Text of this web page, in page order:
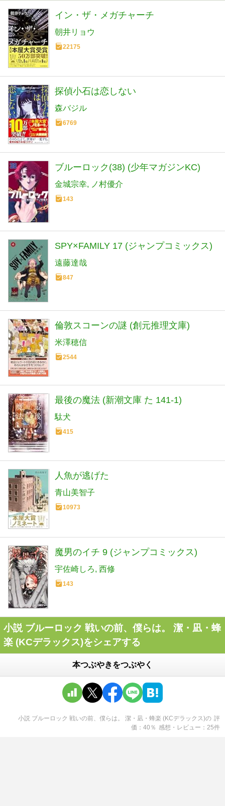
イン・ザ・メガチャーチ
朝井リョウ
22175
探偵小石は恋しない
森バジル
6769
ブルーロック(38) (少年マガジンKC)
金城宗幸 ノ村優介
143
SPY×FAMILY 17 (ジャンプコミックス)
遠藤達哉
847
倫敦スコーンの謎 (創元推理文庫)
米澤穂信
2544
最後の魔法 (新潮文庫 た 141-1)
駄犬
415
人魚が逃げた
青山美智子
10973
魔男のイチ 9 (ジャンプコミックス)
宇佐崎しろ 西修
143
小説 ブルーロック 戦いの前、僕らは。 潔・凪・蜂
楽 (KCデラックス)をシェアする
本つぶやきをつぶやく
小説 ブルーロック 戦いの前、僕らは。 潔・凪・蜂楽 (KCデラックス)の 評
価
40 ％ 感想・レビュー 25件